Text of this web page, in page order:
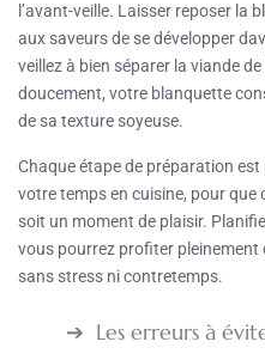
l’avant-veille. Laisser reposer la
aux saveurs de se développer
veillez à bien séparer la viande
doucement, votre blanquette
de sa texture soyeuse.
Chaque étape de préparation
votre temps en cuisine, pour
soit un moment de plaisir.
vous pourrez profiter pleinement
sans stress ni contretemps.
Les erreurs à